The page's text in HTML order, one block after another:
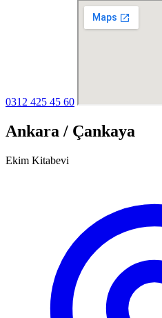
0312 425 45 60
Ankara / Çankaya
Ekim Kitabevi